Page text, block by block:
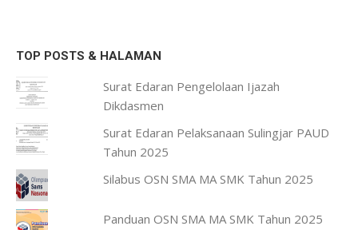
TOP POSTS & HALAMAN
Surat Edaran Pengelolaan Ijazah
Dikdasmen
Surat Edaran Pelaksanaan Sulingjar PAUD
Tahun 2025
Silabus OSN SMA MA SMK Tahun 2025
Panduan OSN SMA MA SMK Tahun 2025